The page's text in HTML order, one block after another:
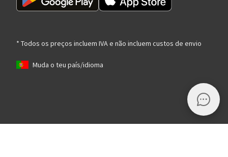
* Todos os preços incluem IVA e não incluem custos de envio
Muda o teu país/idioma